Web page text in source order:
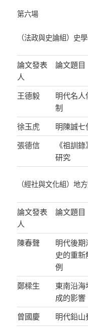
第六場
（法政與史論組）史
論文發表
人
論文題目
王德毅
明代名
制
徐玉虎 明陳誠
張德信
《祖訓
研究
（經社與文化組）地
論文發表
人
論文題目
陳春聲
明代後
史的重
例
鄭樑生
東南沿
成的影響
曾國慶 明代鉛